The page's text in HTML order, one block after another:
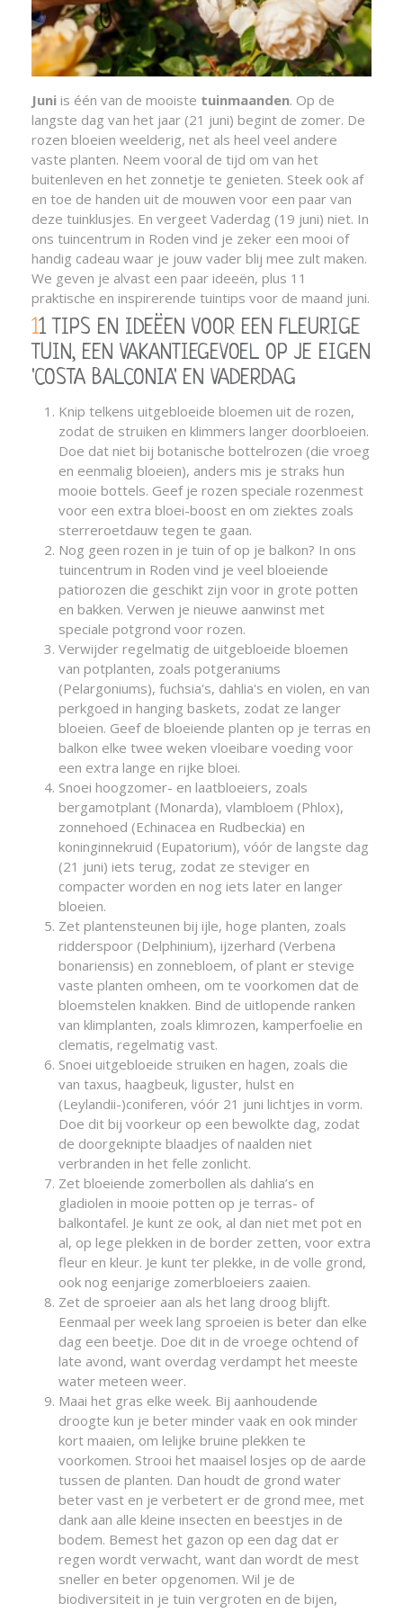
Juni is één van de mooiste tuinmaanden. Op de
langste dag van het jaar (21 juni) begint de zomer. De
rozen bloeien weelderig, net als heel veel andere
vaste planten. Neem vooral de tijd om van het
buitenleven en het zonnetje te genieten. Steek ook af
en toe de handen uit de mouwen voor een paar van
deze tuinklusjes. En vergeet Vaderdag (19 juni) niet. In
ons tuincentrum in Roden vind je zeker een mooi of
handig cadeau waar je jouw vader blij mee zult maken.
We geven je alvast een paar ideeën, plus 11
praktische en inspirerende tuintips voor de maand juni.
11 TIPS EN IDEËEN VOOR EEN FLEURIGE
TUIN, EEN VAKANTIEGEVOEL OP JE EIGEN
'COSTA BALCONIA' EN VADERDAG
Knip telkens uitgebloeide bloemen uit de rozen,
zodat de struiken en klimmers langer doorbloeien.
Doe dat niet bij botanische bottelrozen (die vroeg
en eenmalig bloeien), anders mis je straks hun
mooie bottels. Geef je rozen speciale rozenmest
voor een extra bloei-boost en om ziektes zoals
sterreroetdauw tegen te gaan.
Nog geen rozen in je tuin of op je balkon? In ons
tuincentrum in Roden vind je veel bloeiende
patiorozen die geschikt zijn voor in grote potten
en bakken. Verwen je nieuwe aanwinst met
speciale potgrond voor rozen.
Verwijder regelmatig de uitgebloeide bloemen
van potplanten, zoals potgeraniums
(Pelargoniums), fuchsia's, dahlia's en violen, en van
perkgoed in hanging baskets, zodat ze langer
bloeien. Geef de bloeiende planten op je terras en
balkon elke twee weken vloeibare voeding voor
een extra lange en rijke bloei.
Snoei hoogzomer- en laatbloeiers, zoals
bergamotplant (Monarda), vlambloem (Phlox),
zonnehoed (Echinacea en Rudbeckia) en
koninginnekruid (Eupatorium), vóór de langste dag
(21 juni) iets terug, zodat ze steviger en
compacter worden en nog iets later en langer
bloeien.
Zet plantensteunen bij ijle, hoge planten, zoals
ridderspoor (Delphinium), ijzerhard (Verbena
bonariensis) en zonnebloem, of plant er stevige
vaste planten omheen, om te voorkomen dat de
bloemstelen knakken. Bind de uitlopende ranken
van klimplanten, zoals klimrozen, kamperfoelie en
clematis, regelmatig vast.
Snoei uitgebloeide struiken en hagen, zoals die
van taxus, haagbeuk, liguster, hulst en
(Leylandii-)coniferen, vóór 21 juni lichtjes in vorm.
Doe dit bij voorkeur op een bewolkte dag, zodat
de doorgeknipte blaadjes of naalden niet
verbranden in het felle zonlicht.
Zet bloeiende zomerbollen als dahlia’s en
gladiolen in mooie potten op je terras- of
balkontafel. Je kunt ze ook, al dan niet met pot en
al, op lege plekken in de border zetten, voor extra
fleur en kleur. Je kunt ter plekke, in de volle grond,
ook nog eenjarige zomerbloeiers zaaien.
Zet de sproeier aan als het lang droog blijft.
Eenmaal per week lang sproeien is beter dan elke
dag een beetje. Doe dit in de vroege ochtend of
late avond, want overdag verdampt het meeste
water meteen weer.
Maai het gras elke week. Bij aanhoudende
droogte kun je beter minder vaak en ook minder
kort maaien, om lelijke bruine plekken te
voorkomen. Strooi het maaisel losjes op de aarde
tussen de planten. Dan houdt de grond water
beter vast en je verbetert er de grond mee, met
dank aan alle kleine insecten en beestjes in de
bodem. Bemest het gazon op een dag dat er
regen wordt verwacht, want dan wordt de mest
sneller en beter opgenomen. Wil je de
biodiversiteit in je tuin vergroten en de bijen,